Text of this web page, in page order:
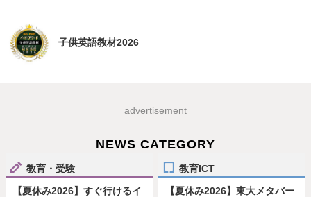
子供英語教材2026
advertisement
NEWS CATEGORY
教育・受験
【夏休み2026】すぐ行けるイ
教育ICT
【夏休み2026】東大メタバー